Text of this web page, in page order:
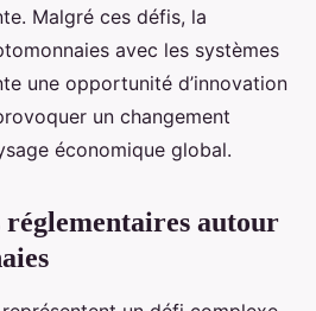
Malgré ces défis, la
avec les systèmes
une opportunité d’innovation
un changement
économique global.
autour